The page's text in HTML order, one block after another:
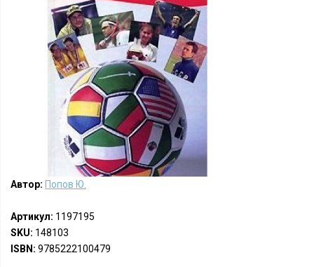
Автор: Попов Ю.
Артикул: 1197195
SKU: 148103
ISBN: 9785222100479